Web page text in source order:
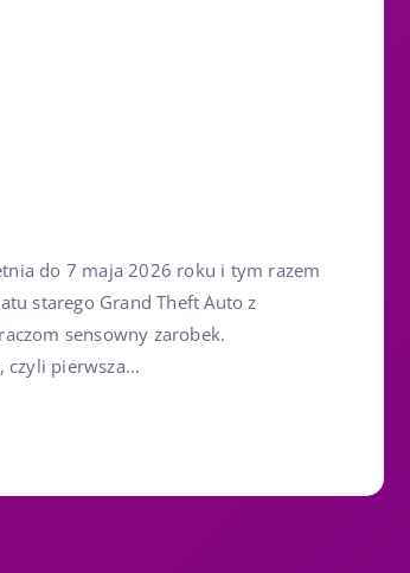
do 7 maja 2026 roku i tym razem
starego Grand Theft Auto z
sensowny zarobek.
czyli pierwsza...